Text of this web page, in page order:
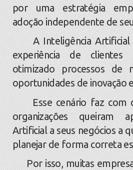
por uma estratégia
adoção independente de
A Inteligência Artificial
experiência de clientes
otimizado processos de
oportunidades de inovação
Esse cenário faz com
organizações queiram
Artificial a seus negócios a
planejar de forma correta
Por isso, muitas